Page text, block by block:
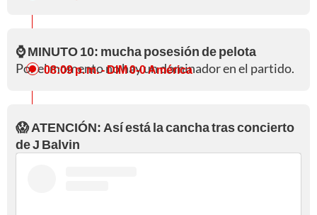
⌚ MINUTO 10: mucha posesión de pelota
Por el momento no hay un dominador en el partido.
08:09 p. m.- DIM 0-0 América
😱 ATENCIÓN: Así está la cancha tras concierto
de J Balvin